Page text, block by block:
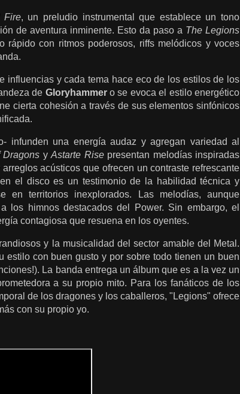
Fire, un preludio instrumental que establece un tono
de aventura inminente. Esto da paso a The Legions
rápido con ritmos poderosos, riffs melódicos y voces
influencias y cada tema hace eco de los estilos de los
de Gloryhammero se evoca el estilo energético
cierta cohesión a través de sus elementos sinfónicos
infunden una energía audaz y agregan variedad al
Dragons y Astarte Risepresentan melodías inspiradas
acústicos que ofrecen un contraste refrescante
el disco es un testimonio de la habilidad técnica y
en territorios inexplorados. Las melodías, aunque
los himnos destacados del Power. Sin embargo, el
contagiosa que resuena en los oyentes.
y la musicalidad del sector amable del Metal.
estilo con buen gusto y por sobre todo tienen un buen
La banda entrega un álbum que es a la vez un
a su propio mito. Para los fanáticos de los
de los dragones y los caballeros, "Legions" ofrece
con su propio yo.